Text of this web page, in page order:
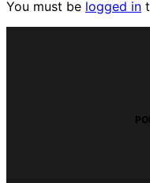
You must be logged in